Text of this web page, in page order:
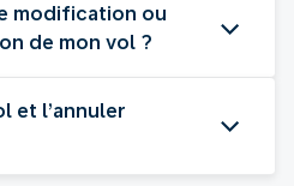
modification ou
de mon vol ?
et l’annuler